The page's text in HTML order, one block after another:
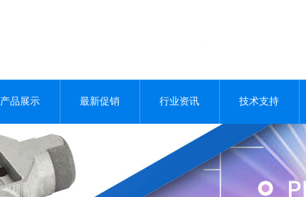
产品展示 最新促销 行业资讯 技术支持